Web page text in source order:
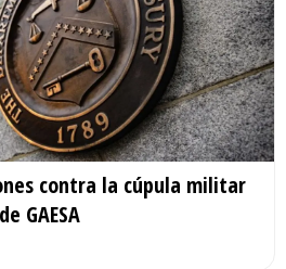
contra la cúpula militar
GAESA